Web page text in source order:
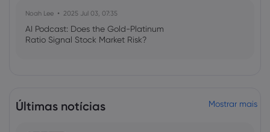
Noah Lee 2025 Jul 03, 07:35
AI Podcast: Does the Gold-Platinum
Ratio Signal Stock Market Risk?
Últimas notícias Mostrar mais